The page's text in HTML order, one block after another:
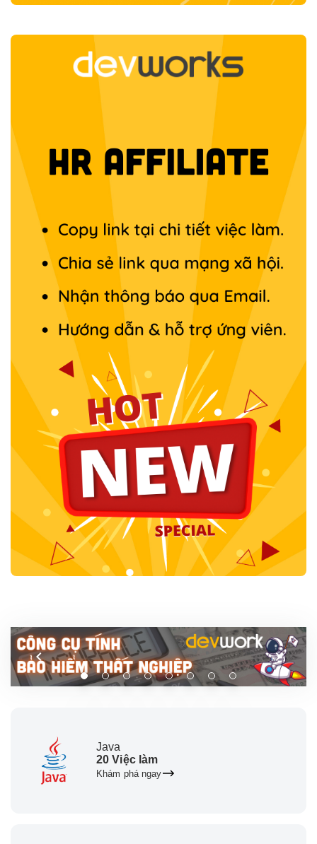
Java
20 Việc làm
Khám phá ngay